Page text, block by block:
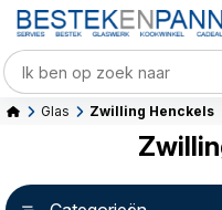
Glas Zwilling Henckels